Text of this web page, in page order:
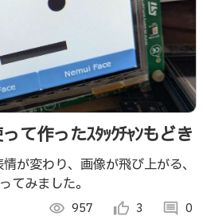
て作ったｽﾀｯｸﾁｬﾝもどき
が変わり、画像が飛び上がる、
てみました。
visibility 957 thumb_up_alt 3 comment 0